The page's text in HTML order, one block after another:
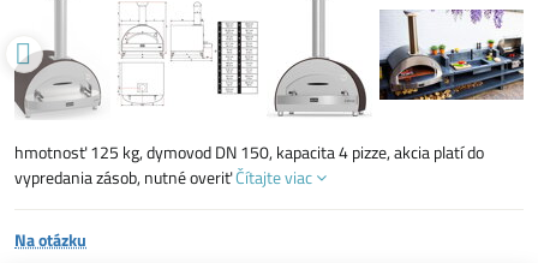
hmotnosť 125 kg, dymovod DN 150, kapacita 4 pizze, akcia platí do
vypredania zásob, nutné overiťČítajte viac
Na otázku